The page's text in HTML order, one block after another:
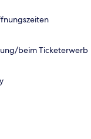
beim Ticketerwerb